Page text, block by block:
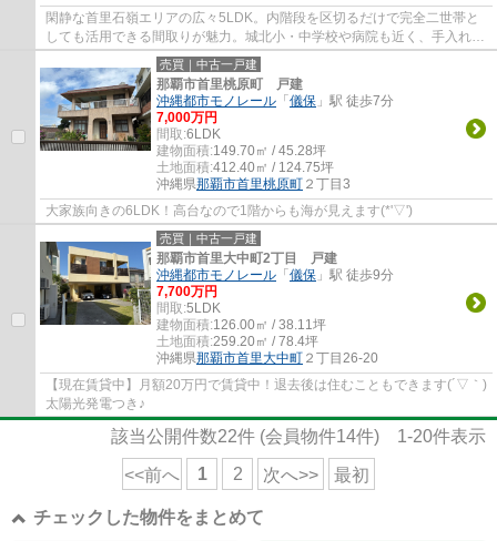
閑静な首里石嶺エリアの広々5LDK。内階段を区切るだけで完全二世帯と
しても活用できる間取りが魅力。城北小・中学校や病院も近く、手入れの
行き届いた庭が毎日の暮らしに静かな安らぎ...
売買｜中古一戸建
那覇市首里桃原町 戸建
沖縄都市モノレール 「 儀保 」駅 徒歩7分
7,000万円
間取:6LDK
建物面積:149.70㎡ / 45.28坪
土地面積:412.40㎡ / 124.75坪
沖縄県那覇市首里桃原町 ２丁目3
大家族向きの6LDK！高台なので1階からも海が見えます(*'▽')
売買｜中古一戸建
那覇市首里大中町2丁目 戸建
沖縄都市モノレール 「 儀保 」駅 徒歩9分
7,700万円
間取:5LDK
建物面積:126.00㎡ / 38.11坪
土地面積:259.20㎡ / 78.4坪
沖縄県那覇市首里大中町 ２丁目26-20
【現在賃貸中】月額20万円で賃貸中！退去後は住むこともできます(´▽｀)
太陽光発電つき♪
該当公開件数22件 (会員物件14件) 1-20件表示
<<前へ 1 2 次へ>> 最初
チェックした物件をまとめて